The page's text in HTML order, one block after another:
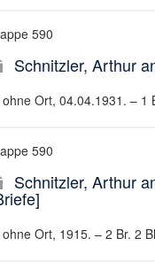
590
Schnitzler, Arthur
ohne Ort, 04.04.1931. – 1
590
Schnitzler, Arthur
ohne Ort, 1915. – 2 Br. 2